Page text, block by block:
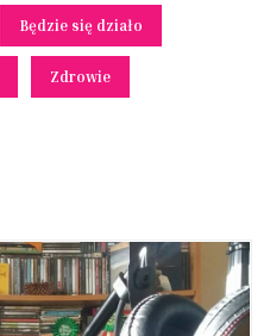
Będzie się działo
Zdrowie